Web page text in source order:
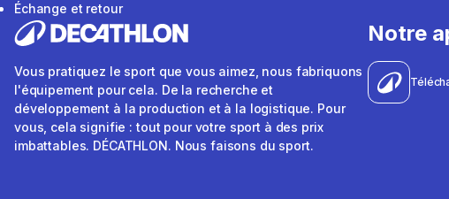
Échange et retour
Vous pratiquez le sport que vous aimez, nous fabriquons
l'équipement pour cela. De la recherche et
développement à la production et à la logistique. Pour
vous, cela signifie : tout pour votre sport à des prix
imbattables. DÉCATHLON. Nous faisons du sport.
Notre